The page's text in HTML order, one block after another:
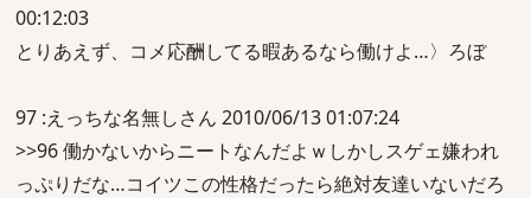
00:12:03
とりあえず、コメ応酬してる暇あるなら働けよ…〉ろぼ
97 :えっちな名無しさん 2010/06/13 01:07:24
>>96 働かないからニートなんだよｗしかしスゲェ嫌われ
っぷりだな…コイツこの性格だったら絶対友達いないだろ